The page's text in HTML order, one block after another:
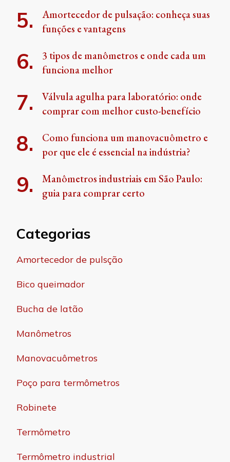
Amortecedor de pulsação: conheça suas
funções e vantagens
3 tipos de manômetros e onde cada um
funciona melhor
Válvula agulha para laboratório: onde
comprar com melhor custo-benefício
Como funciona um manovacuômetro e
por que ele é essencial na indústria?
Manômetros industriais em São Paulo:
guia para comprar certo
Categorias
Amortecedor de pulsção
Bico queimador
Bucha de latão
Manômetros
Manovacuômetros
Poço para termômetros
Robinete
Termômetro
Termômetro industrial